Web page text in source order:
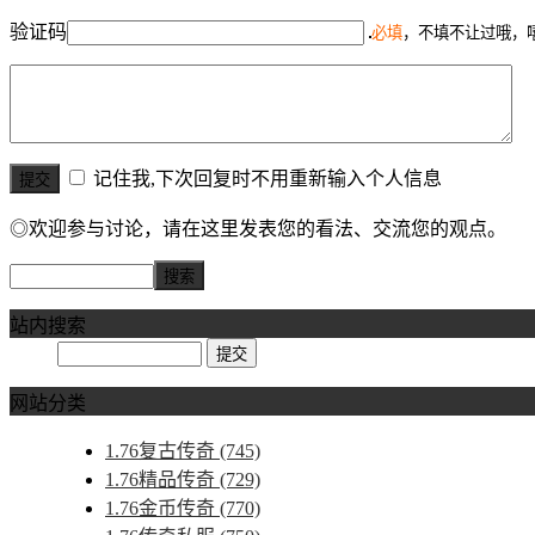
验证码 必填，不填不让过哦，
记住我,下次回复时不用重新输入个人信息
◎欢迎参与讨论，请在这里发表您的看法、交流您的观点。
站内搜索
网站分类
1.76复古传奇 (745)
1.76精品传奇 (729)
1.76金币传奇 (770)